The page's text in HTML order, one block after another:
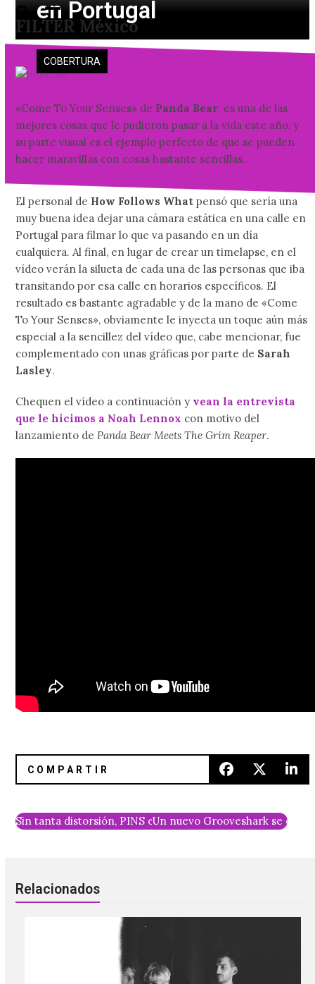
Skip
content
FILTER México
Open
mobile
menu
Close
mobile
menu
COBERTURA
en Portugal
«Come To Your Senses» de Panda Bear es una de las
mejores cosas que le pudieron pasar a la vida este año, y
su parte visual es el ejemplo perfecto de que se pueden
hacer maravillas con cosas bastante sencillas.
El personal de How Follows What pensó que sería una
muy buena idea dejar una cámara estática en una calle en
Portugal para filmar lo que va pasando en un día
cualquiera. Al final, en lugar de crear un timelapse, en el
vídeo verán la silueta de cada una de las personas que iba
transitando por esa calle en horarios específicos. El
resultado es bastante agradable y de la mano de «Come
To Your Senses», obviamente le inyecta un toque aún más
especial a la sencillez del vídeo que, cabe mencionar, fue
complementado con unas gráficas por parte de Sarah
Lasley.
Chequen el vídeo a continuación y vean la entrevista
que le hicimos a Noah Lennox con motivo del
lanzamiento dePanda Bear Meets The Grim Reaper.
Sin tanta distorsión, PINS es el cuarteto de Riot Girrls
Un nuevo Grooveshark se
Relacionados